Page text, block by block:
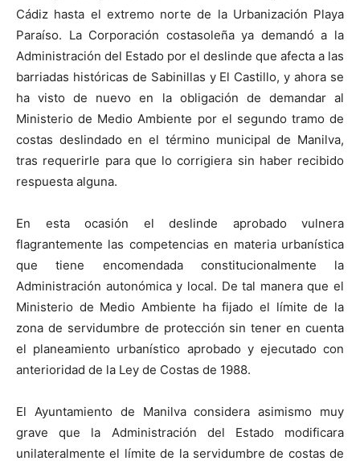
Cádiz hasta el extremo norte de la Urbanización Playa
Paraíso. La Corporación costasoleña ya demandó a la
Administración del Estado por el deslinde que afecta a las
barriadas históricas de Sabinillas y El Castillo, y ahora se
ha visto de nuevo en la obligación de demandar al
Ministerio de Medio Ambiente por el segundo tramo de
costas deslindado en el término municipal de Manilva,
tras requerirle para que lo corrigiera sin haber recibido
respuesta alguna.
En esta ocasión el deslinde aprobado vulnera
flagrantemente las competencias en materia urbanística
que tiene encomendada constitucionalmente la
Administración autonómica y local. De tal manera que el
Ministerio de Medio Ambiente ha fijado el límite de la
zona de servidumbre de protección sin tener en cuenta
el planeamiento urbanístico aprobado y ejecutado con
anterioridad de la Ley de Costas de 1988.
El Ayuntamiento de Manilva considera asimismo muy
grave que la Administración del Estado modificara
unilateralmente el límite de la servidumbre de costas de